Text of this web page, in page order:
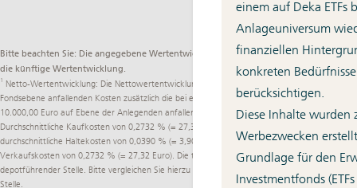
einem auf Deka ETFs
Anlageuniversum
finanziellen
konkreten
berücksichtigen.
Diese Inhalte wurden
Werbezwecken
Grundlage für den
Investmentfonds
Bitte beachten Sie: Die angegebene Wertentwicklung ist kein verlässlicher Indikator für
die künftige Wertentwicklung.
1
Netto-Wertentwicklung: Die Nettowertentwicklung berücksichtigt neben den auf
Fondsebene anfallenden Kosten zusätzlich die bei einem beispielhaften Anlagebetrag von
10.000,00 Euro auf Ebene der Anlegenden anfallenden durchschnittlichen Kosten:
Durchschnittliche Kaufkosten von 0,2732 % (= 27,32 Euro) einmalig beim Kauf,
durchschnittliche Haltekosten von 0,0390 % (= 3,90 Euro) sowie durchschnittliche
Verkaufskosten von 0,2732 % (= 27,32 Euro). Die tatsächlichen Kosten variieren je nach
depotführender Stelle. Bitte vergleichen Sie hierzu das Preisverzeichnis Ihrer depotführenden
Stelle.